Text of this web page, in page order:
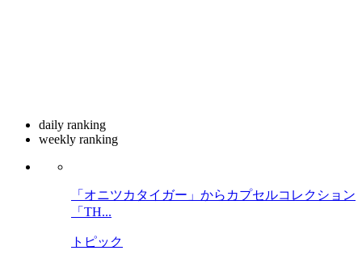
daily ranking
weekly ranking
「オニツカタイガー」からカプセルコレクション
「TH...
トピック